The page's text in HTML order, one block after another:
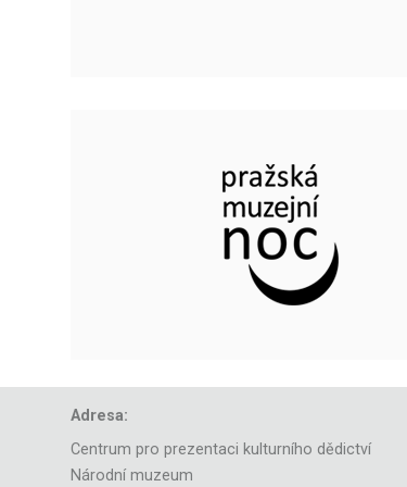
Adresa:
Centrum pro prezentaci kulturního dědictví
Národní muzeum